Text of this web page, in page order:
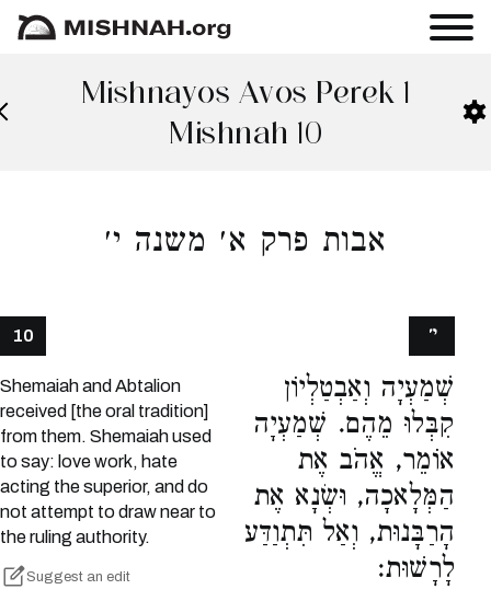
Mishnayos Avos Perek 1
Mishnah 10
אבות פרק א׳ משנה י׳
10
Shemaiah and Abtalion
received [the oral tradition]
from them. Shemaiah used
to say: love work, hate
acting the superior, and do
not attempt to draw near to
the ruling authority.
Suggest an edit
שְׁמַעְיָה וְאַבְטַלְיוֹן
קִבְּלוּ מֵהֶם. שְׁמַעְיָה
אוֹמֵר, אֱהֹב אֶת
הַמְּלָאכָה, וּשְׂנָא אֶת
הָרַבָּנוּת, וְאַל תִּתְוַדַּע
לָרָשׁוּת:
י׳